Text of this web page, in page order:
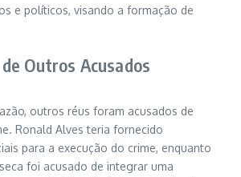
e políticos, visando a formação de
Outros Acusados
outros réus foram acusados de
Ronald Alves teria fornecido
para a execução do crime, enquanto
foi acusado de integrar uma